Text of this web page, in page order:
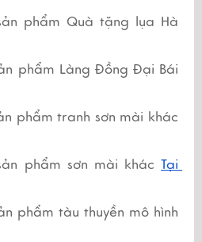
phẩm Quà tặng lụa Hà
phẩm sơn mài khác Tại
phẩm tàu thuyền mô hình